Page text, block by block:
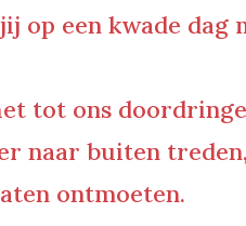
op een kwade dag
tot ons
naar buiten
ontmoeten.